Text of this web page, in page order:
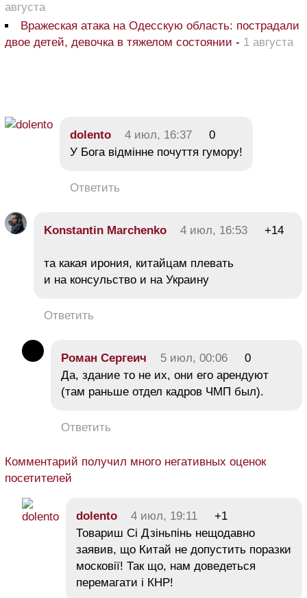
августа
Вражеская атака на Одесскую область: пострадали
двое детей, девочка в тяжелом состоянии - 1 августа
dolento 4 июл, 16:37
0
У Бога відмінне почуття гумору!
Ответить
Konstantin Marchenko 4 июл, 16:53 +14
та какая ирония, китайцам плевать
и на консульство и на Украину
Ответить
Роман Сергеич 5 июл, 00:06
0
Да, здание то не их, они его арендуют
(там раньше отдел кадров ЧМП был).
Ответить
Комментарий получил много негативных оценок
посетителей
dolento 4 июл, 19:11
+1
Товариш Сі Дзіньпінь нещодавно
заявив, що Китай не допустить поразки
московії! Так що, нам доведеться
перемагати і КНР!